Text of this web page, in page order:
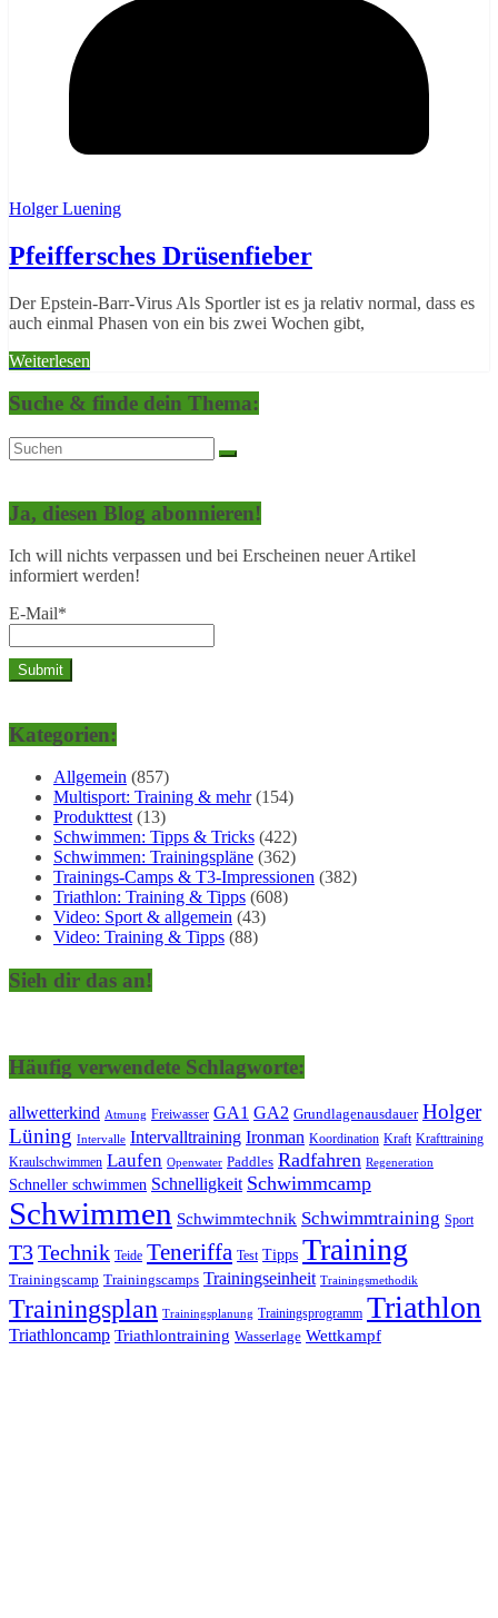
Holger Luening
Pfeiffersches Drüsenfieber
Der Epstein-Barr-Virus Als Sportler ist es ja relativ normal, dass es
auch einmal Phasen von ein bis zwei Wochen gibt,
Weiterlesen
Suche & finde dein Thema:
Ja, diesen Blog abonnieren!
Ich will nichts verpassen und bei Erscheinen neuer Artikel
informiert werden!
E-Mail*
Kategorien:
Allgemein (857)
Multisport: Training & mehr(154)
Produkttest(13)
Schwimmen: Tipps & Tricks (422)
Schwimmen: Trainingspläne (362)
Trainings-Camps & T3-Impressionen (382)
Triathlon: Training & Tipps (608)
Video: Sport & allgemein (43)
Video: Training & Tipps (88)
Sieh dir das an!
Häufig verwendete Schlagworte:
allwetterkind Atmung Freiwasser GA1 GA2 Grundlagenausdauer Holger
Lüning Intervalle Intervalltraining Ironman Koordination Kraft Krafttraining
Kraulschwimmen Laufen Openwater Paddles Radfahren Regeneration
Schneller schwimmen Schnelligkeit Schwimmcamp
Schwimmen Schwimmtechnik Schwimmtraining Sport
T3Technik Teide Teneriffa Test Tipps Training
Trainingscamp Trainingscamps Trainingseinheit Trainingsmethodik
Trainingsplan Trainingsplanung Trainingsprogramm Triathlon
Triathloncamp Triathlontraining Wasserlage Wettkampf